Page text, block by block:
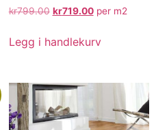
kr799.00 kr719.00per m2
Legg i handlekurv